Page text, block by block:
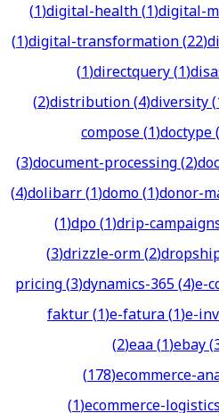
(1)digital-health(1)digital-
(1)digital-transformation(22)
(1)directquery(1)
(2)distribution(4)diversity(
compose(1)doctype(
(3)document-processing(2)
(4)dolibarr(1)domo(1)donor-
(1)dpo(1)drip-
(3)drizzle-orm(2)
pricing(3)dynamics-365(4)e-
faktur(1)e-fatura(1)e-
(2)eaa(1)ebay(
(178)ecommerce-
(1)ecommerce-